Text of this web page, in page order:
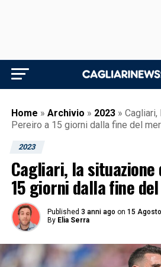
Home » Archivio » 2023 »
Pereiro a 15 giorni dalla fine del
2023
Cagliari, la
15 giorni dalla fine
Published 3 anni ago on 15
By Elia Serra